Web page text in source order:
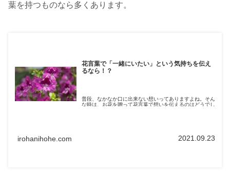
葉を持つものなら多くあります。
花言葉で「一緒にいたい」という気持ちを伝え
るなら！？
普段、なかなか口に出来ない想いってありますよね。そん
な時は、お花を贈って花言葉で想いを伝えるのはどうでし
irohanihohe.com 2021.09.23